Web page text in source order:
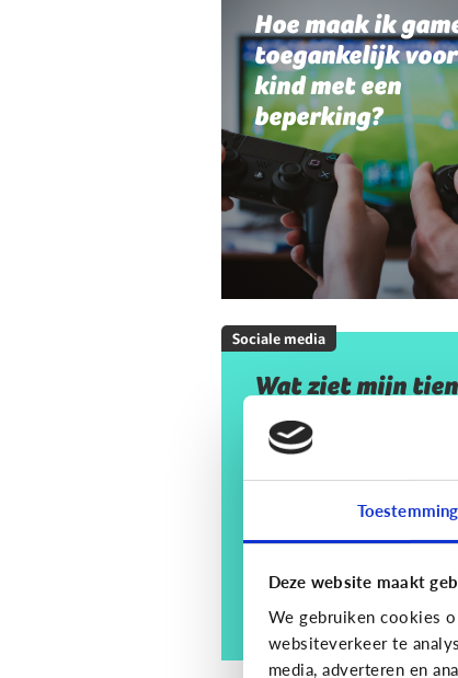
Toestemming
Deze website maakt
We gebruiken cookies
websiteverkeer te
media, adverteren en
Hoe maak ik
toegankelijk
kind met een
beperking?
Sociale media
Wat ziet mijn
op sociale media?
moet ik mij daar
zorgen om